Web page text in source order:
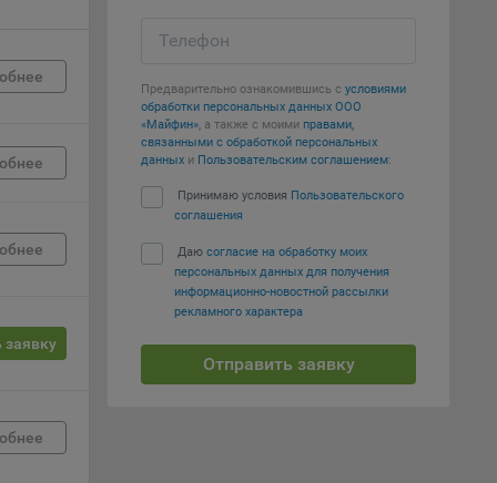
заявку
Телефон
Предварительно ознакомившись с условиями
обработки персональных данных ООО
«Майфин», а также с моими правами,
связанными с обработкой персональных
данных и Пользовательским соглашением:
Принимаю условия Пользовательского
соглашения
Даю согласие на обработку моих
персональных данных для получения
информационно-новостной рассылки
рекламного характера
Отправить заявку